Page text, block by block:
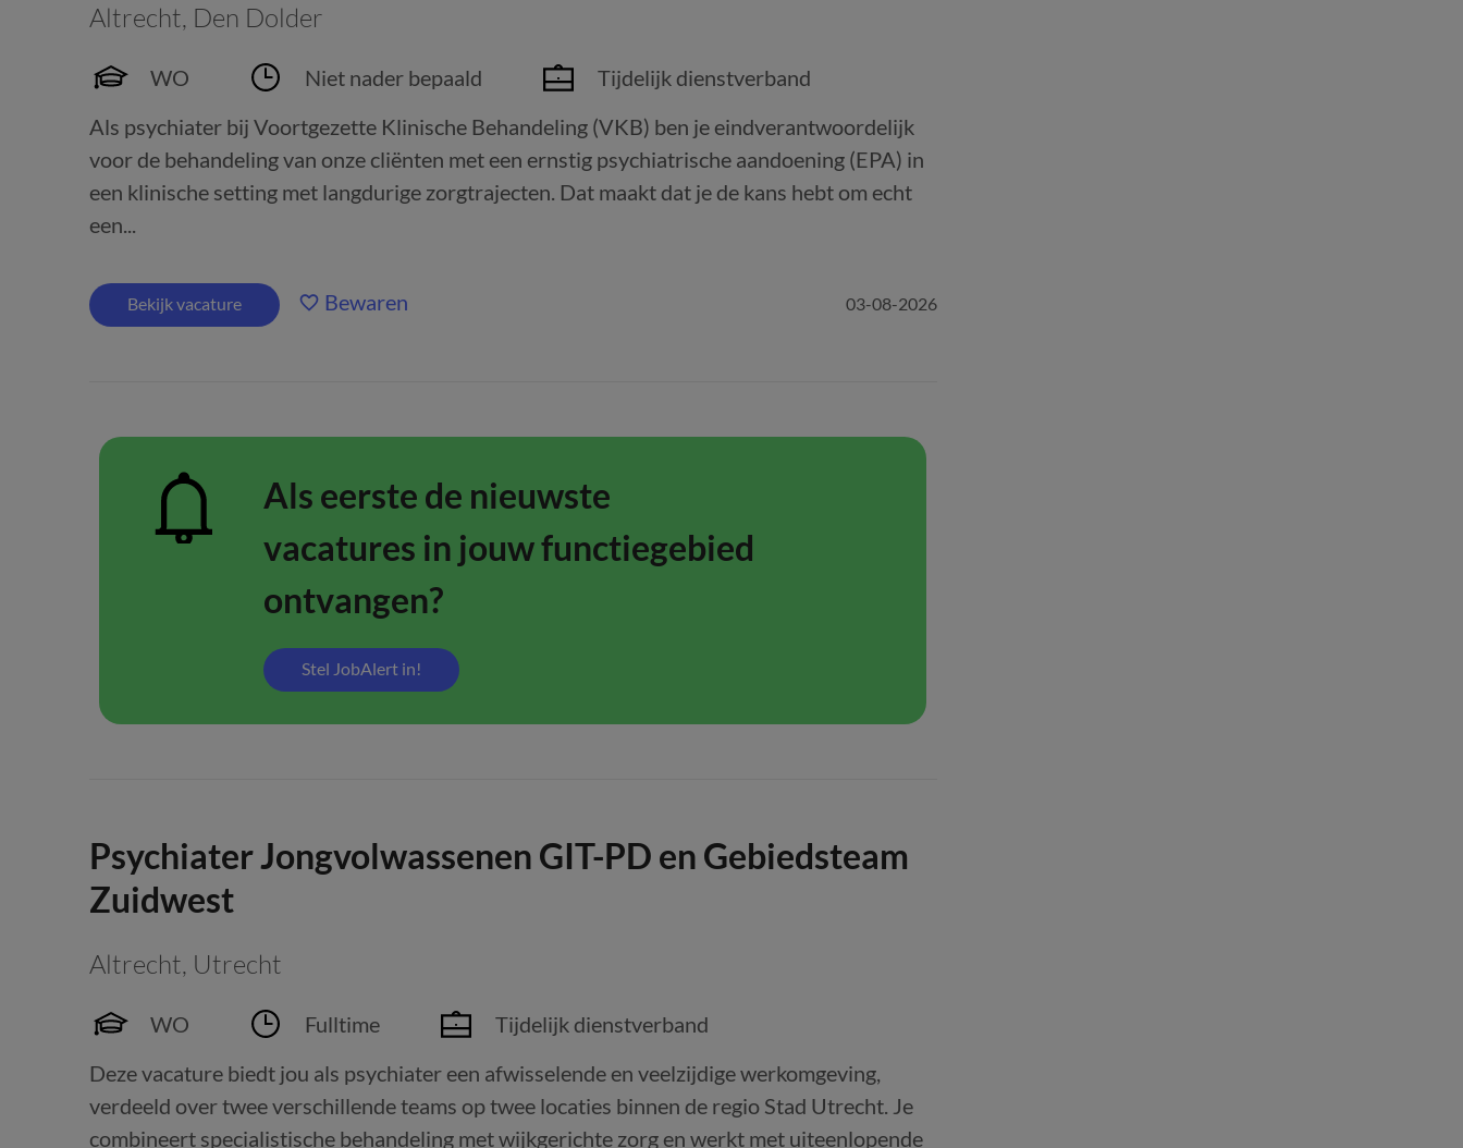
Altrecht, Den Dolder
WO Niet nader bepaald
Tijdelijk dienstverband
Als psychiater bij Voortgezette Klinische Behandeling (VKB) ben je eindverantwoordelijk
voor de behandeling van onze cliënten met een ernstig psychiatrische aandoening (EPA) in
een klinische setting met langdurige zorgtrajecten. Dat maakt dat je de kans hebt om echt
een...
Bekijk vacature Bewaren 03-08-2026
Als eerste de nieuwste
vacatures in jouw functiegebied
ontvangen?
Stel JobAlert in!
Psychiater Jongvolwassenen GIT-PD en Gebiedsteam
Zuidwest
Altrecht, Utrecht
WO Fulltime
Tijdelijk dienstverband
Deze vacature biedt jou als psychiater een afwisselende en veelzijdige werkomgeving,
verdeeld over twee verschillende teams op twee locaties binnen de regio Stad Utrecht. Je
combineert specialistische behandeling met wijkgerichte zorg en werkt met uiteenlopende